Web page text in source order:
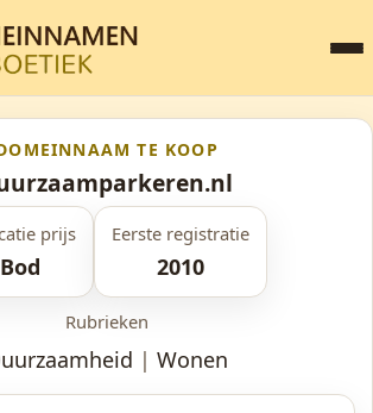
TE KOOP
prijs
Bod
Eerste registratie
2010
Rubrieken
| Wonen